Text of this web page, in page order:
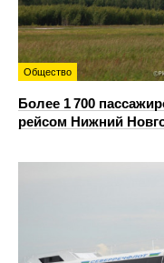
Общество
Более 1 700
рейсом Нижний